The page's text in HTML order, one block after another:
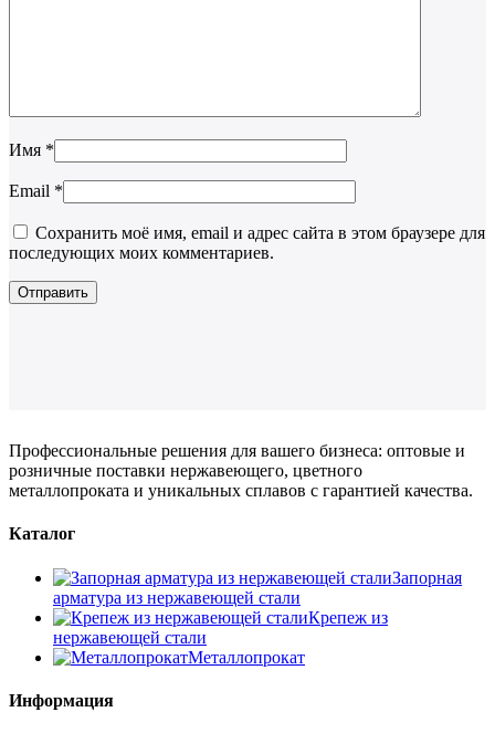
Имя *
Email *
Сохранить моё имя, email и адрес сайта в этом браузере для
последующих моих комментариев.
Профессиональные решения для вашего бизнеса: оптовые и
розничные поставки нержавеющего, цветного
металлопроката и уникальных сплавов с гарантией качества.
Каталог
Запорная
арматура из нержавеющей стали
Крепеж из
нержавеющей стали
Металлопрокат
Информация